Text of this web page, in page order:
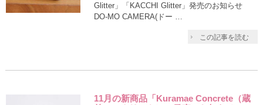
Glitter」「KACCHI Glitter」発売のお知らせ
DO-MO CAMERA(ドー …
この記事を読む
11月の新商品「Kuramae Concrete（蔵